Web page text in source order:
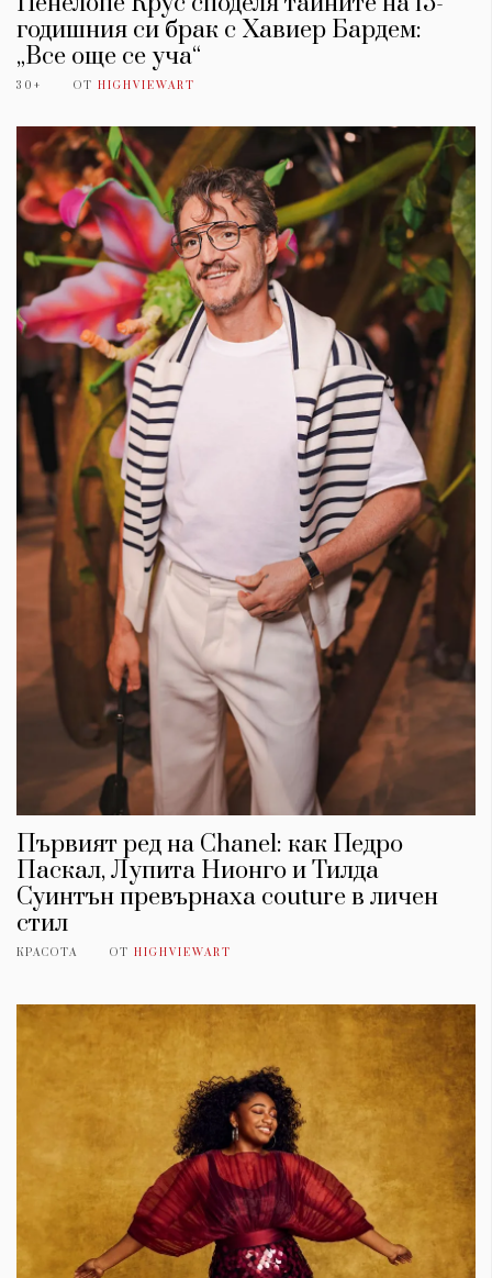
годишния си брак с Хавиер Бардем:
„Все още се уча“
30+ ОТ HIGHVIEWART
Първият ред на Chanel: как Педро
Паскал, Лупита Нионго и Тилда
Суинтън превърнаха couture в личен
стил
КРАСОТА ОТ HIGHVIEWART
КАТЕГОРИИ
Wine&Dine
Подкасти
Dialogue
Красота
Цветно
Гурме
Пътувай
Wellness
ЗА НАС
Условия за
ползване
За нас
Реклама
Политика за
поверителност
ModerenDom
СЛЕДВАЙТЕ НИ
YouTube
Spotify Soundcloud
Ако нашият сайт ви харесва, можете да се абонирате за
седмичния ни нюзлетър тук:
© 2026, HighViewArt | Всички права запазени